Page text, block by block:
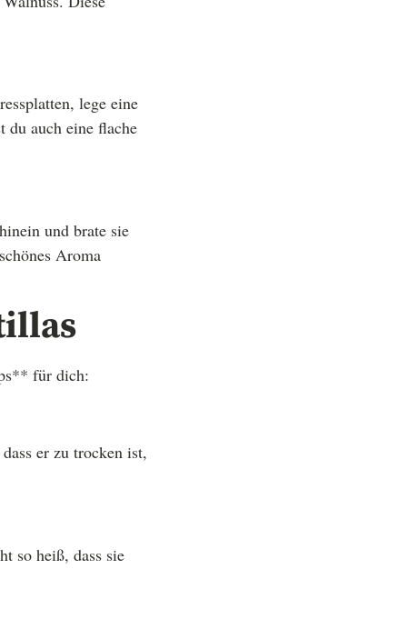
lege eine
du auch eine flache
und brate sie
Aroma
für dich:
er zu trocken ist,
so heiß, dass sie